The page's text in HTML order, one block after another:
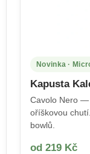
Novinka ·
Kapusta
Cavolo Nero —
oříškovou
bowlů.
od 219 Kč